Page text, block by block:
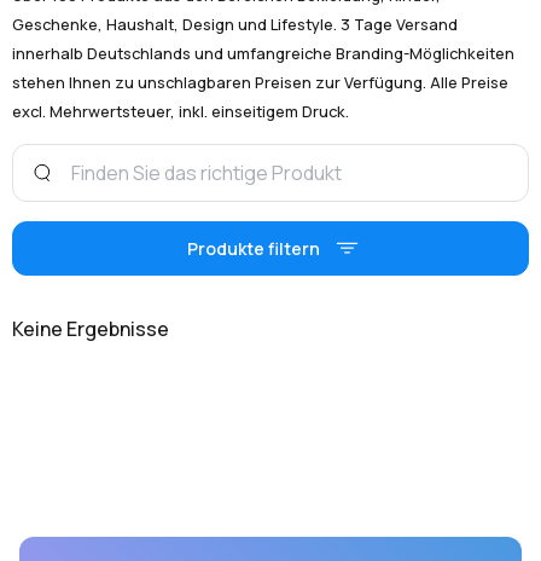
Geschenke, Haushalt, Design und Lifestyle. 3 Tage Versand
innerhalb Deutschlands und umfangreiche Branding-Möglichkeiten
stehen Ihnen zu unschlagbaren Preisen zur Verfügung. Alle Preise
excl. Mehrwertsteuer, inkl. einseitigem Druck.
Produkte filtern
Keine Ergebnisse